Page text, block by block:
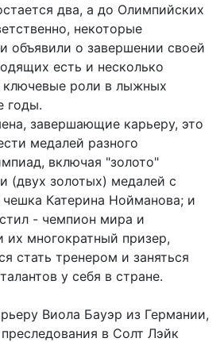
два, а до Олимпийских
некоторые
объявили о завершении своей
есть и несколько
ключевые роли в лыжных
годы.
завершающие карьеру, это
медалей разного
включая "золото"
(двух золотых) медалей с
Катерина Нойманова; и
- чемпион мира и
их многократный призер,
стать тренером и заняться
у себя в стране.
Виола Бауэр из Германии,
в Солт Лэйк